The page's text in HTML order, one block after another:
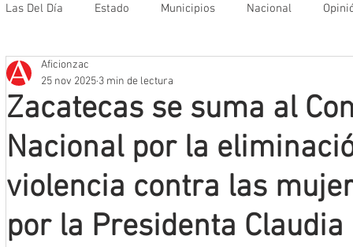
Las Del Día Estado Municipios Nacional
Que no se olvide
Mineros LNBP
Zacatecas se suma al
Nacional por la
violencia contra las
por la Presidenta
Aficionzac
25 nov 2025 3 min de lectura